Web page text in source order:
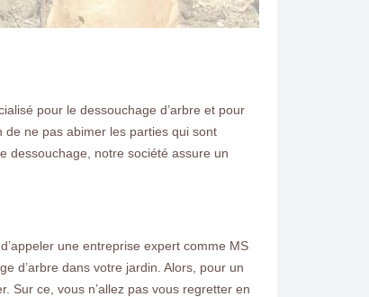
pour le dessouchage d’arbre et pour
de ne pas abimer les parties qui sont
dessouchage, notre société assure un
une entreprise expert comme MS
d’arbre dans votre jardin. Alors, pour un
Sur ce, vous n’allez pas vous regretter en